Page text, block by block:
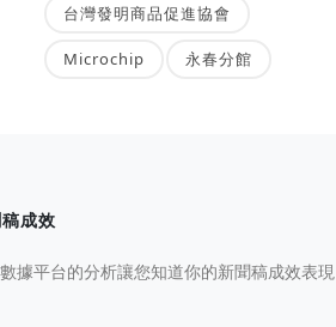
台灣發明商品促進協會
Microchip 永春分館
成效
據平台的分析讓您知道你的新聞稿成效表現